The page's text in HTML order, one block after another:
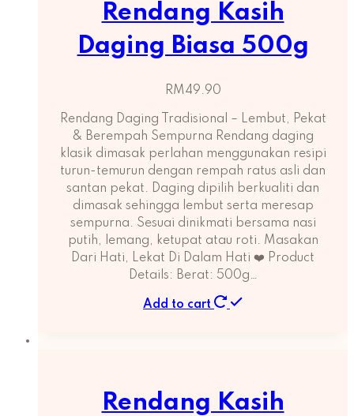
Rendang Kasih
Daging Biasa 500g
RM49.90
Rendang Daging Tradisional – Lembut, Pekat
& Berempah Sempurna Rendang daging
klasik dimasak perlahan menggunakan resipi
turun-temurun dengan rempah ratus asli dan
santan pekat. Daging dipilih berkualiti dan
dimasak sehingga lembut serta meresap
sempurna. Sesuai dinikmati bersama nasi
putih, lemang, ketupat atau roti. Masakan
Dari Hati, Lekat Di Dalam Hati ❤️ Product
Details: Berat: 500g…
Add to cart
Rendang Kasih